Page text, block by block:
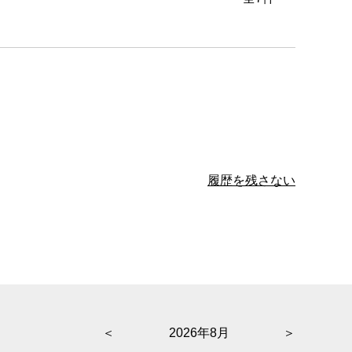
履歴を残さない
＜ ＞
2026年8月